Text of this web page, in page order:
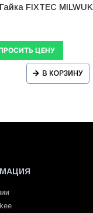
Гайка FIXTEС
В КОРЗИНУ